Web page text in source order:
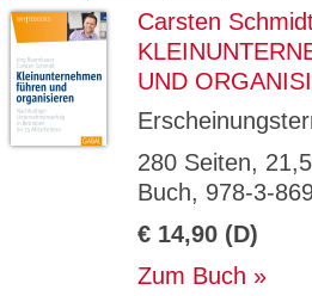
Carsten
UND
280 Seiten,
Buch, 978-3-
€ 14,90 (D)
Zum Buch